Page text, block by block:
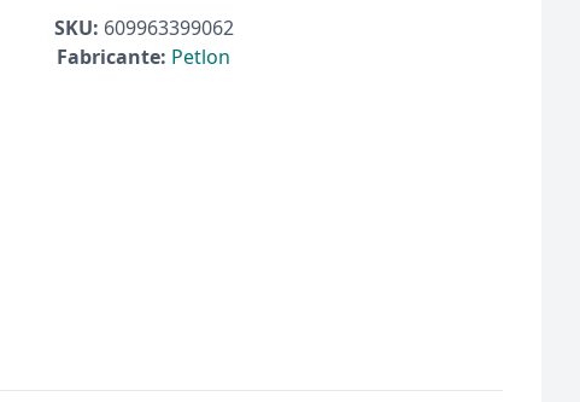
SKU: 609963399062
Fabricante: Petlon